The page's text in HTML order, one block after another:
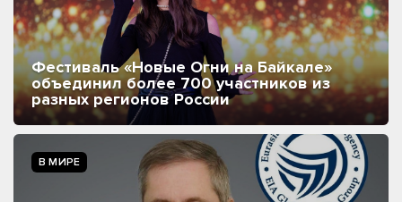
Фестиваль «Новые Огни на Байкале»
объединил более 700 участников из
разных регионов России
В МИРЕ